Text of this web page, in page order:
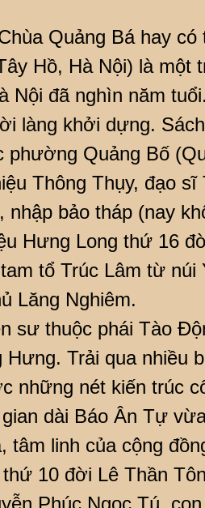
Quảng Bá hay
Hồ, Hà Nội) là một
Nội đã nghìn năm
làng khởi dựng.
phường Quảng Bố
Thông Thụy, đạo
nhập bảo tháp (nay
Hưng Long thứ 16
tổ Trúc Lâm từ
Lăng Nghiêm.
sư thuộc phái Tào
Hưng. Trải qua nhiều
những nét kiến trúc
dài Báo Ân Tự
tâm linh của cộng
10 đời Lê Thần
Phúc Ngọc Tú,